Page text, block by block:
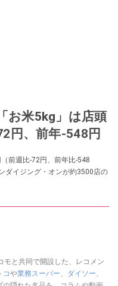
お米5kg」は店頭
円、前年-548円
前週比-72円、前年比-548
ダイジング・オンが約3500店の
と共同で開設した、レコメン
コや業務スーパー、 ダイソー、